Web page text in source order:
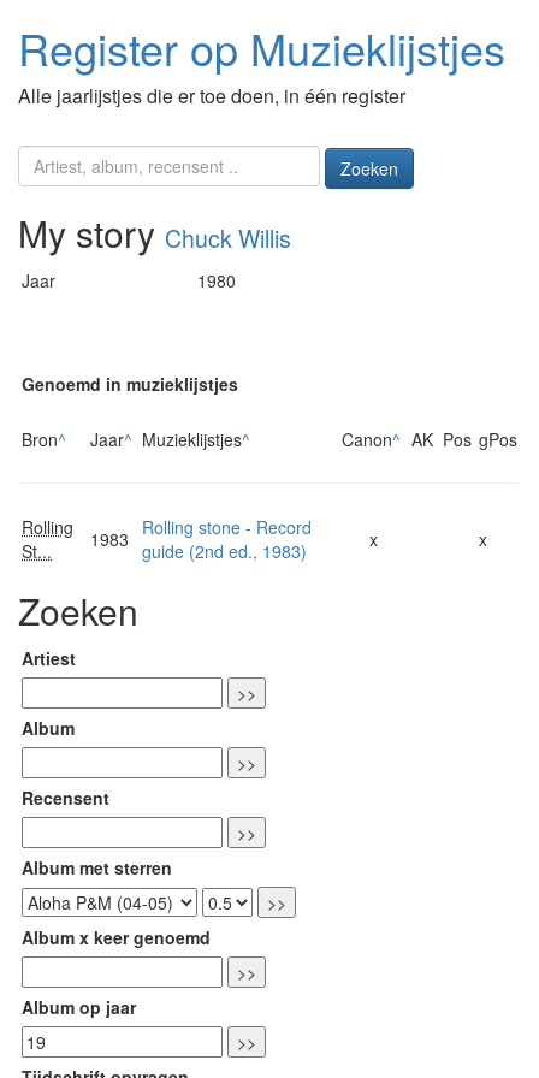
Register op Muzieklijstjes
Alle jaarlijstjes die er toe doen, in één register
Zoeken
My story Chuck Willis
Jaar 1980
Genoemd in muzieklijstjes
Bron^ Jaar^ Muzieklijstjes^ Canon^ AK Pos gPos
Rolling
St...
1983
Rolling stone - Record
guide (2nd ed., 1983)
x x
Zoeken
Artiest
Album
Recensent
Album met sterren
Album x keer genoemd
Album op jaar